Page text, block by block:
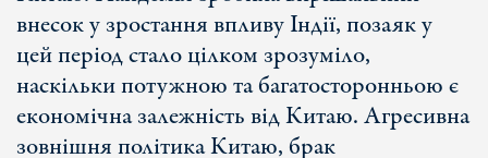
внесок у зростання впливу Індії, позаяк у
цей період стало цілком зрозуміло,
наскільки потужною та багатосторонньою є
економічна залежність від Китаю. Агресивна
зовнішня політика Китаю, брак